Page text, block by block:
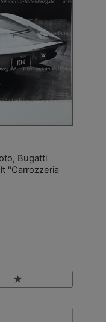
Bugatti
"Carrozzeria